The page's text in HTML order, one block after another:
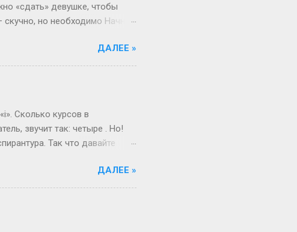
«сдать» девушке, чтобы
скучно, но необходимо Начнём
от врача, что здоровье
в этот мир. Но это всё
а где мифы? «Ты должна
меняется. Да, для
ДАЛЕЕ »
Сколько курсов в
звучит так: четыре . Но!
Так что давайте
поступил после школы.
веселый и страшный,
Вот так работает
миг, поверьте! А если
ДАЛЕЕ »